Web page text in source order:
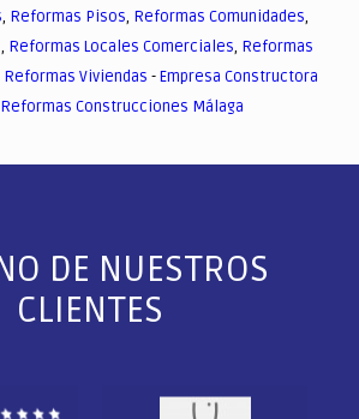
, Reformas Pisos, Reformas Comunidades,
, Reformas Locales Comerciales, Reformas
Reformas Viviendas -Empresa Constructora
Reformas Construcciones Málaga
DE NUESTROS
CLIENTES